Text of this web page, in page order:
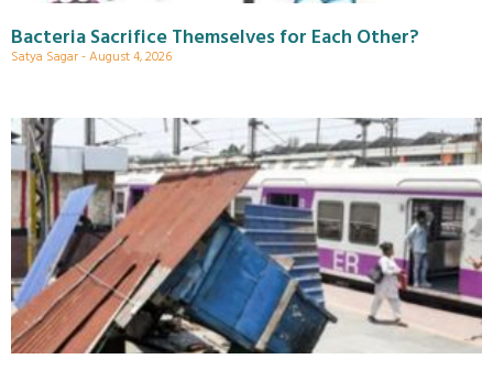
Bacteria Sacrifice Themselves for Each Other?
Satya Sagar August 4, 2026